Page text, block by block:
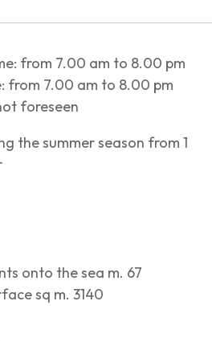
from 7.00 am to 8.00 pm
from 7.00 am to 8.00 pm
foreseen
the summer season from 1
onto the sea m. 67
sq m. 3140